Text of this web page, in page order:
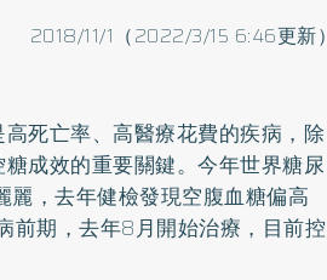
2018/11/1（2022/3/15 6:46更新）
高死亡率、高醫療花費的疾病，除
成效的重要關鍵。今年世界糖尿
，去年健檢發現空腹血糖偏高
前期，去年8月開始治療，目前控